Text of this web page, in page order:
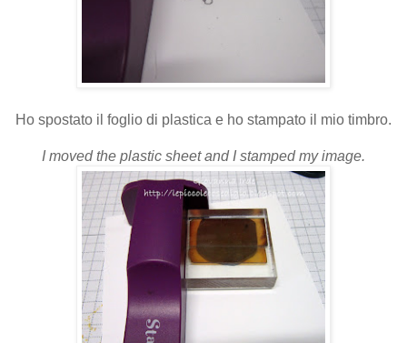
Ho spostato il foglio di plastica e ho stampato il mio timbro.
I moved the plastic sheet and I stamped my image.